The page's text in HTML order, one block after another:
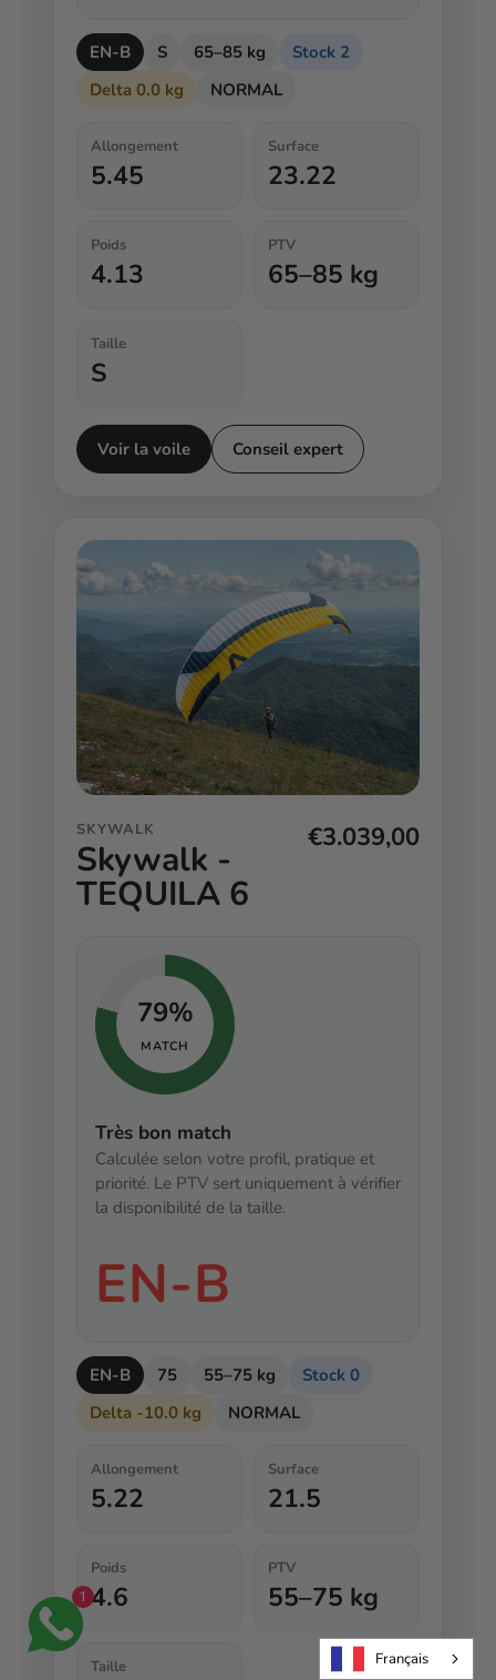
1
EN-B S 65–85 kg
Stock 2
Delta 0.0 kg
NORMAL
Allongement
5.45
Surface
23.22
Poids
4.13
PTV
65–85 kg
Taille
S
Voir la voile Conseil expert
SKYWALK
Skywalk -
TEQUILA 6
€3.039,00
79%
MATCH
Très bon match
Calculée selon votre profil, pratique et
priorité. Le PTV sert uniquement à vérifier
la disponibilité de la taille.
EN-B
EN-B 75 55–75 kg
Stock 0
Delta -10.0 kg
NORMAL
Allongement
5.22
Surface
21.5
Poids
4.6
PTV
55–75 kg
Taille Français